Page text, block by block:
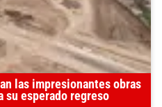
las impresionantes obras
su esperado regreso